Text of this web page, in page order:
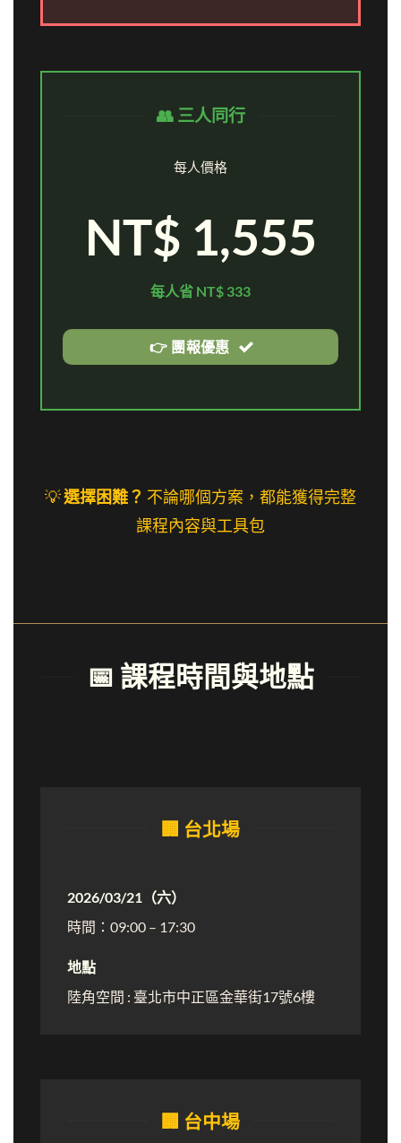
👥 三人同行
每人價格
NT$ 1,555
每人省 NT$ 333
👉 團報優惠
💡選擇困難？ 不論哪個方案，都能獲得完整
課程內容與工具包
📅 課程時間與地點
🏢 台北場
2026/03/21（六）
時間：09:00 – 17:30
地點
陸角空間 : 臺北市中正區金華街17號6樓
🏢 台中場